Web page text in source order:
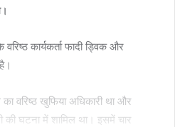
कार्यकर्ता फादी ड्विक और
वरिष्ठ खुफिया अधिकारी था और
की घटना में शामिल था। इसमें चार